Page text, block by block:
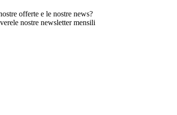
offerte e le nostre news?
nostre newsletter mensili